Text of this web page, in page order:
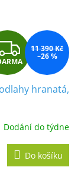
Z
D
A
R
M
A
11 390 Kč
–26 %
hranatá,
Dodání do týdne
Do košíku